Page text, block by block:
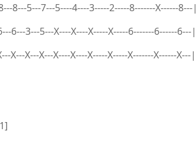
8---5---7---5----4----3-----2-----8-------X------8---|
6---3---5---X----X----X-----X-----6-------6------6---|
X---X---X---X----X----X-----X-----X-------X------X---|